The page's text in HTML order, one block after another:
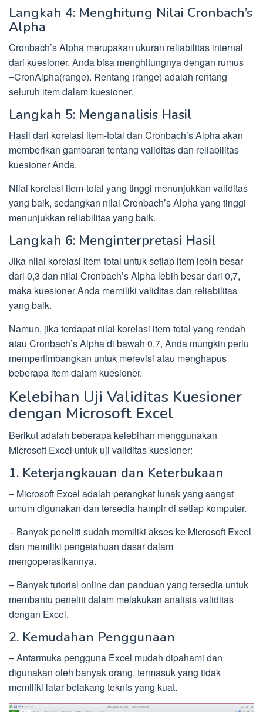
Langkah 4: Menghitung Nilai Cronbach’s
Alpha
Cronbach’s Alpha merupakan ukuran reliabilitas internal
dari kuesioner. Anda bisa menghitungnya dengan rumus
=CronAlpha(range). Rentang (range) adalah rentang
seluruh item dalam kuesioner.
Langkah 5: Menganalisis Hasil
Hasil dari korelasi item-total dan Cronbach’s Alpha akan
memberikan gambaran tentang validitas dan reliabilitas
kuesioner Anda.
Nilai korelasi item-total yang tinggi menunjukkan validitas
yang baik, sedangkan nilai Cronbach’s Alpha yang tinggi
menunjukkan reliabilitas yang baik.
Langkah 6: Menginterpretasi Hasil
Jika nilai korelasi item-total untuk setiap item lebih besar
dari 0,3 dan nilai Cronbach’s Alpha lebih besar dari 0,7,
maka kuesioner Anda memiliki validitas dan reliabilitas
yang baik.
Namun, jika terdapat nilai korelasi item-total yang rendah
atau Cronbach’s Alpha di bawah 0,7, Anda mungkin perlu
mempertimbangkan untuk merevisi atau menghapus
beberapa item dalam kuesioner.
Kelebihan Uji Validitas Kuesioner
dengan Microsoft Excel
Berikut adalah beberapa kelebihan menggunakan
Microsoft Excel untuk uji validitas kuesioner:
1. Keterjangkauan dan Keterbukaan
– Microsoft Excel adalah perangkat lunak yang sangat
umum digunakan dan tersedia hampir di setiap komputer.
– Banyak peneliti sudah memiliki akses ke Microsoft Excel
dan memiliki pengetahuan dasar dalam
mengoperasikannya.
– Banyak tutorial online dan panduan yang tersedia untuk
membantu peneliti dalam melakukan analisis validitas
dengan Excel.
2. Kemudahan Penggunaan
– Antarmuka pengguna Excel mudah dipahami dan
digunakan oleh banyak orang, termasuk yang tidak
memiliki latar belakang teknis yang kuat.